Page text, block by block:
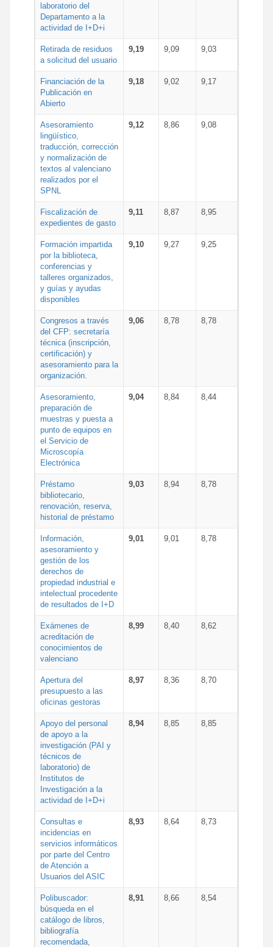
laboratorio del
Departamento a la
actividad de I+D+i
Retirada de residuos
a solicitud del usuario
9,19 9,09 9,03
Financiación de la
Publicación en
Abierto
9,18 9,02 9,17
Asesoramiento
lingüístico,
traducción, corrección
y normalización de
textos al valenciano
realizados por el
SPNL
9,12 8,86 9,08
Fiscalización de
expedientes de gasto
9,11 8,87 8,95
Formación impartida
por la biblioteca,
conferencias y
talleres organizados,
y guías y ayudas
disponibles
9,10 9,27 9,25
Congresos a través
del CFP: secretaría
técnica (inscripción,
certificación) y
asesoramiento para la
organización.
9,06 8,78 8,78
Asesoramiento,
preparación de
muestras y puesta a
punto de equipos en
el Servicio de
Microscopía
Electrónica
9,04 8,84 8,44
Préstamo
bibliotecario,
renovación, reserva,
historial de préstamo
9,03 8,94 8,78
Información,
asesoramiento y
gestión de los
derechos de
propiedad industrial e
intelectual procedente
de resultados de I+D
9,01 9,01 8,78
Exámenes de
acreditación de
conocimientos de
valenciano
8,99 8,40 8,62
Apertura del
presupuesto a las
oficinas gestoras
8,97 8,36 8,70
Apoyo del personal
de apoyo a la
investigación (PAI y
técnicos de
laboratorio) de
Institutos de
Investigación a la
actividad de I+D+i
8,94 8,85 8,85
Consultas e
incidencias en
servicios informáticos
por parte del Centro
de Atención a
Usuarios del ASIC
8,93 8,64 8,73
Polibuscador:
búsqueda en el
catálogo de libros,
bibliografía
recomendada,
8,91 8,66 8,54